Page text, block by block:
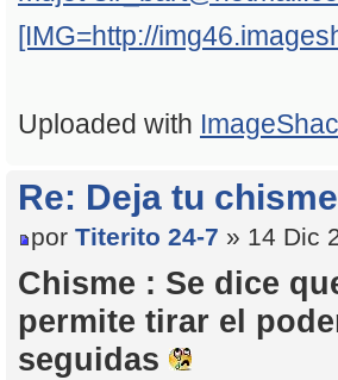
[IMG=http://
Uploaded with
Re: Deja tu
por Titerito 24-7 » 14 Dic
Chisme : Se dice
permite tirar el
seguidas